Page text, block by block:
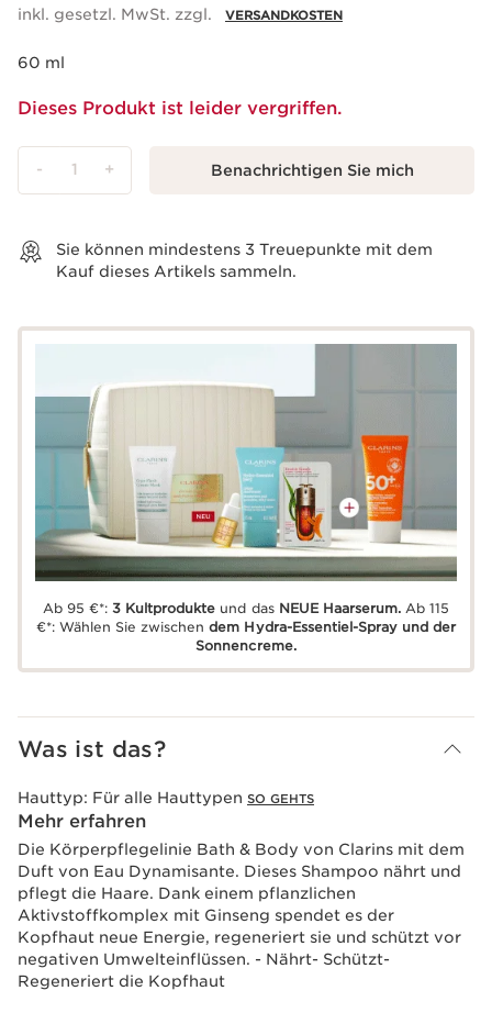
inkl. gesetzl. MwSt. zzgl. VERSANDKOSTEN
60 ml
Dieses Produkt ist leider vergriffen.
- 1 + Benachrichtigen Sie mich
Sie können mindestens 3 Treuepunkte mit dem
Kauf dieses Artikels sammeln.
Ab 95 €*:3 Kultprodukte und das NEUE Haarserum.Ab 115
€*: Wählen Sie zwischendem Hydra-Essentiel-Spray und der
Sonnencreme.
Was ist das?
Hauttyp: Für alle Hauttypen SO GEHTS
Mehr erfahren
Die Körperpflegelinie Bath & Body von Clarins mit dem
Duft von Eau Dynamisante. Dieses Shampoo nährt und
pflegt die Haare. Dank einem pflanzlichen
Aktivstoffkomplex mit Ginseng spendet es der
Kopfhaut neue Energie, regeneriert sie und schützt vor
negativen Umwelteinflüssen. - Nährt- Schützt-
Regeneriert die Kopfhaut